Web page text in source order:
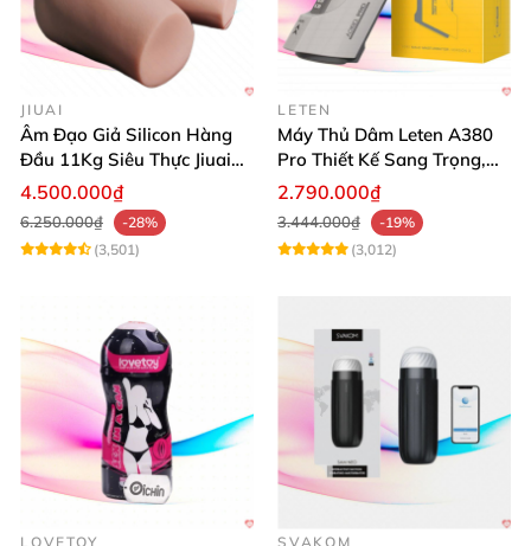
JIUAI
Âm Đạo Giả Silicon Hàng
Đầu 11Kg Siêu Thực Jiuai
Nhật
4.500.000₫
6.250.000₫
-28%
(3,501)
LETEN
Máy Thủ Dâm Leten A380
Pro Thiết Kế Sang Trọng,
Cảm Giác Thật
2.790.000₫
3.444.000₫
-19%
(3,012)
LOVETOY SVAKOM